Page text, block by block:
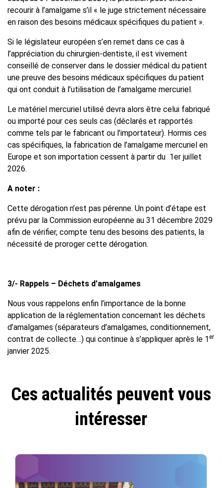
recourir à l’amalgame s’il « le juge strictement nécessaire
en raison des besoins médicaux spécifiques du patient ».
Si le législateur européen s’en remet dans ce cas à
l’appréciation du chirurgien-dentiste, il est vivement
conseillé de conserver dans le dossier médical du patient
une preuve des besoins médicaux spécifiques du patient
qui ont conduit à l’utilisation de l’amalgame mercuriel.
Le matériel mercuriel utilisé devra alors être celui fabriqué
ou importé pour ces seuls cas (déclarés et rapportés
comme tels par le fabricant ou l’importateur). Hormis ces
cas spécifiques, la fabrication de l’amalgame mercuriel en
Europe et son importation cessent à partir du 1er juillet
2026.
A noter :
Cette dérogation n’est pas pérenne. Un point d’étape est
prévu par la Commission européenne au 31 décembre 2029
afin de vérifier, compte tenu des besoins des patients, la
nécessité de proroger cette dérogation.
3/- Rappels – Déchets d’amalgames
Nous vous rappelons enfin l’importance de la bonne
application de la réglementation concernant les déchets
d’amalgames (séparateurs d’amalgames, conditionnement,
contrat de collecte…) qui continue à s’appliquer après le 1er
janvier 2025.
Ces actualités peuvent vous
intéresser